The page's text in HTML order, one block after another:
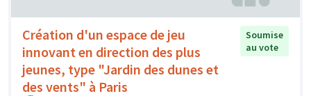
Création d'un espace de jeu
innovant en direction des plus
jeunes, type "Jardin des dunes et
des vents" à Paris
Soumise
au vote